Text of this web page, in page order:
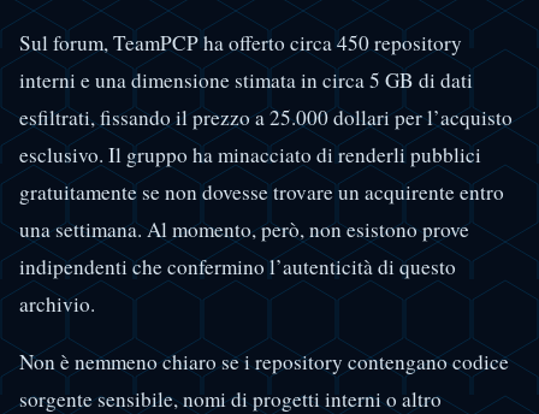
Sul forum, TeamPCP ha offerto circa 450 repository
interni e una dimensione stimata in circa 5 GB di dati
esfiltrati, fissando il prezzo a 25.000 dollari per l’acquisto
esclusivo. Il gruppo ha minacciato di renderli pubblici
gratuitamente se non dovesse trovare un acquirente entro
una settimana. Al momento, però, non esistono prove
indipendenti che confermino l’autenticità di questo
archivio.
Non è nemmeno chiaro se i repository contengano codice
sorgente sensibile, nomi di progetti interni o altro